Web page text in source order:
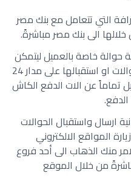
التي تتعامل مع بنك مصر
الى بنك مصر مباشرةً.
حوالة خاصة بالعميل ليتمكن
من استخدامها في إرسال الحوالات او استقبالها على مدار 24
تماماً عن الات الدفع الكاش
ارسال واستقبال الحوالات
المواقع الالكتروني
منك الذهاب الى أحد فروع
من خلال الموقع